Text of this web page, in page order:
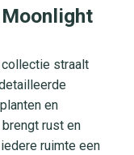
collectie straalt
en
rust en
ruimte een